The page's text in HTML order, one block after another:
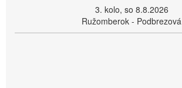
3. kolo, so 8.8.2026
Ružomberok - Podbrezová